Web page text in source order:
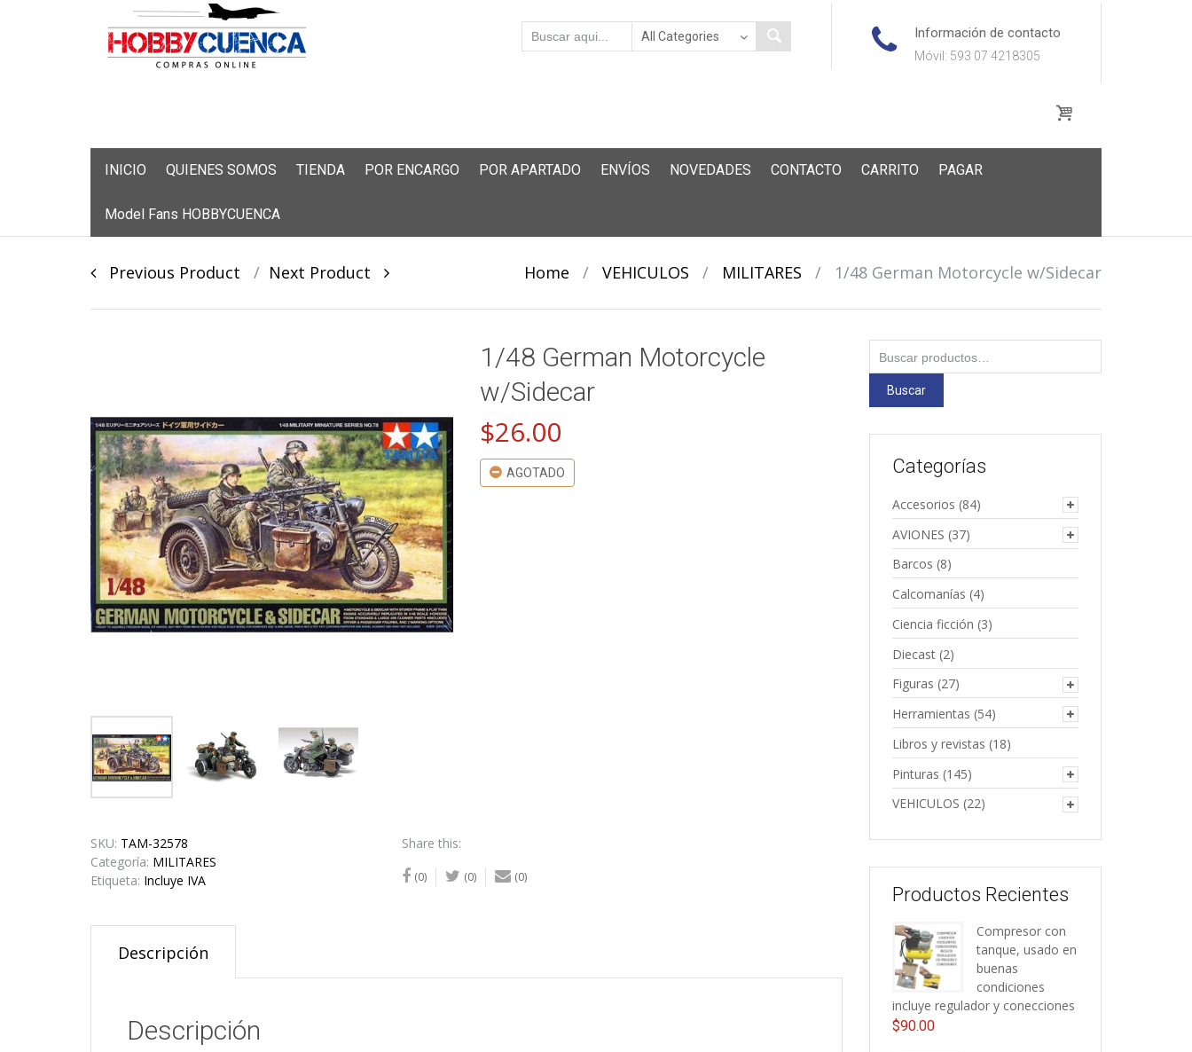
Información de contacto
Móvil: 593 07 4218305
INICIO QUIENES SOMOS TIENDA POR ENCARGO POR APARTADO ENVÍOS NOVEDADES CONTACTO CARRITO PAGAR
Model Fans HOBBYCUENCA
Post
Previous Product Next Product Home / VEHICULOS / MILITARES / 1/48 German Motorcycle w/Sidecar
1/48 German Motorcycle
w/Sidecar
$26.00
AGOTADO
SKU: TAM-32578
Categoría: MILITARES
Etiqueta: Incluye IVA
Share this:
(0) (0) (0)
Descripción
Descripción
por:
Buscar
Categorías
Accesorios (84)
AVIONES (37)
Barcos (8)
Calcomanías (4)
Ciencia ficción (3)
Diecast (2)
Figuras (27)
Herramientas (54)
Libros y revistas (18)
Pinturas (145)
VEHICULOS (22)
Productos Recientes
Compresor con
tanque, usado en
buenas
condiciones
incluye regulador y conecciones
$90.00